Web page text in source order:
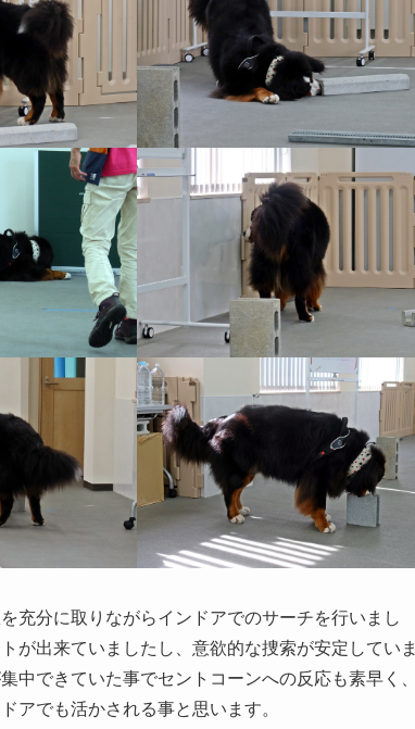
充分に取りながらインドアでのサーチを行いまし
が出来ていましたし、意欲的な捜索が安定していま
中できていた事でセントコーンへの反応も素早く、
アでも活かされる事と思います。